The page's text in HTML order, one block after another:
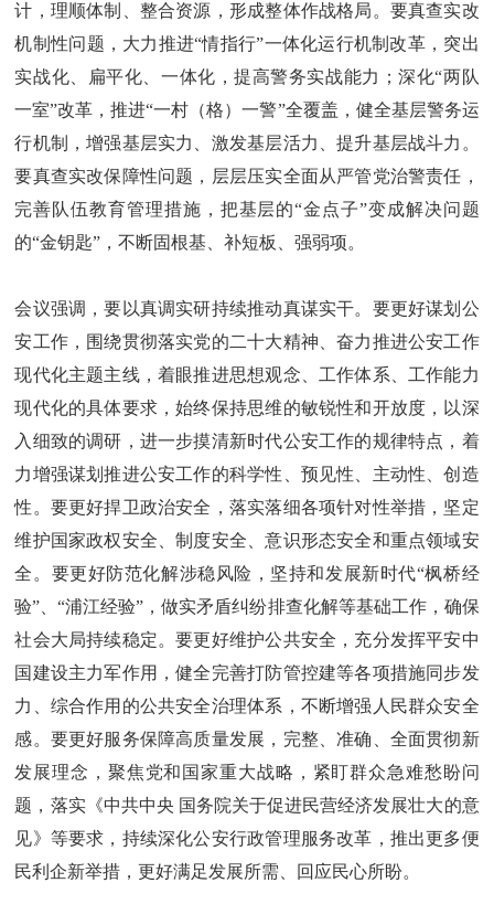
计，理顺体制、整合资源，形成整体作战格局。要真查实改
机制性问题，大力推进“情指行”一体化运行机制改革，突出
实战化、扁平化、一体化，提高警务实战能力；深化“两队
一室”改革，推进“一村（格）一警”全覆盖，健全基层警务运
行机制，增强基层实力、激发基层活力、提升基层战斗力。
要真查实改保障性问题，层层压实全面从严管党治警责任，
完善队伍教育管理措施，把基层的“金点子”变成解决问题
的“金钥匙”，不断固根基、补短板、强弱项。
会议强调，要以真调实研持续推动真谋实干。要更好谋划公
安工作，围绕贯彻落实党的二十大精神、奋力推进公安工作
现代化主题主线，着眼推进思想观念、工作体系、工作能力
现代化的具体要求，始终保持思维的敏锐性和开放度，以深
入细致的调研，进一步摸清新时代公安工作的规律特点，着
力增强谋划推进公安工作的科学性、预见性、主动性、创造
性。要更好捍卫政治安全，落实落细各项针对性举措，坚定
维护国家政权安全、制度安全、意识形态安全和重点领域安
全。要更好防范化解涉稳风险，坚持和发展新时代“枫桥经
验”、“浦江经验”，做实矛盾纠纷排查化解等基础工作，确保
社会大局持续稳定。要更好维护公共安全，充分发挥平安中
国建设主力军作用，健全完善打防管控建等各项措施同步发
力、综合作用的公共安全治理体系，不断增强人民群众安全
感。要更好服务保障高质量发展，完整、准确、全面贯彻新
发展理念，聚焦党和国家重大战略，紧盯群众急难愁盼问
题，落实《中共中央 国务院关于促进民营经济发展壮大的意
见》等要求，持续深化公安行政管理服务改革，推出更多便
民利企新举措，更好满足发展所需、回应民心所盼。